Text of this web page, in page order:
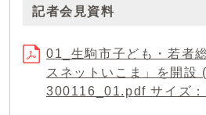
記者会見資料
01_生駒市子ども・若者
スネットいこま」を開設
300116_01.pdf サイズ